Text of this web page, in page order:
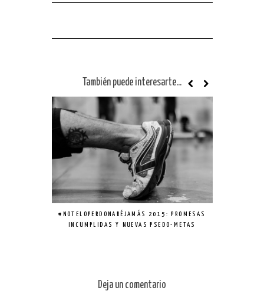
También puede interesarte...
#NOTELOPERDONARÉJAMÁS 2015: PROMESAS
INCUMPLIDAS Y NUEVAS PSEDO-METAS
Deja un comentario